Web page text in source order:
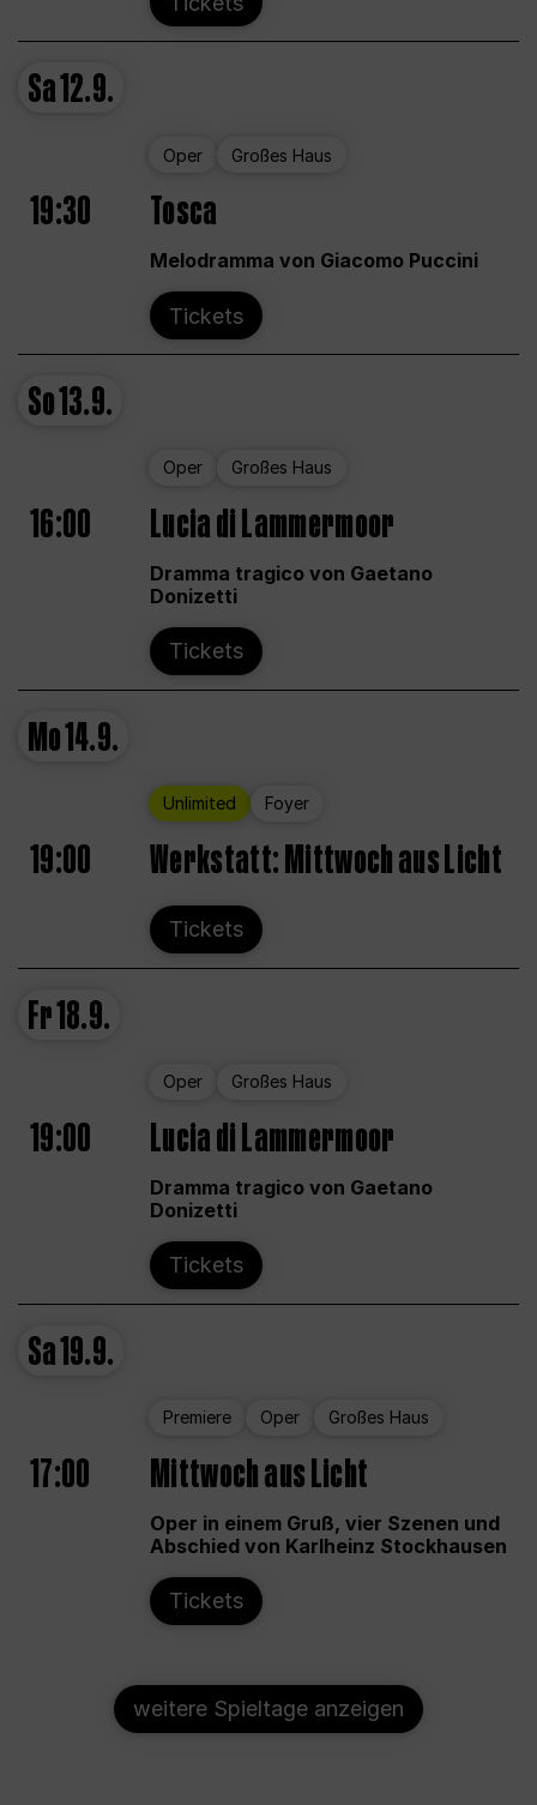
Sa12.9.
Oper Großes Haus
19:30 Tosca
Melodramma von Giacomo Puccini
Tickets
So13.9.
Oper Großes Haus
16:00 Lucia di Lammermoor
Dramma tragico von Gaetano
Donizetti
Tickets
Mo14.9.
Unlimited Foyer
19:00 Werkstatt: Mittwoch aus Licht
Tickets
Fr18.9.
Oper Großes Haus
19:00 Lucia di Lammermoor
Dramma tragico von Gaetano
Donizetti
Tickets
Sa19.9.
Premiere Oper Großes Haus
17:00 Mittwoch aus Licht
Oper in einem Gruß, vier Szenen und
Abschied von Karlheinz Stockhausen
Tickets
weitere Spieltage anzeigen